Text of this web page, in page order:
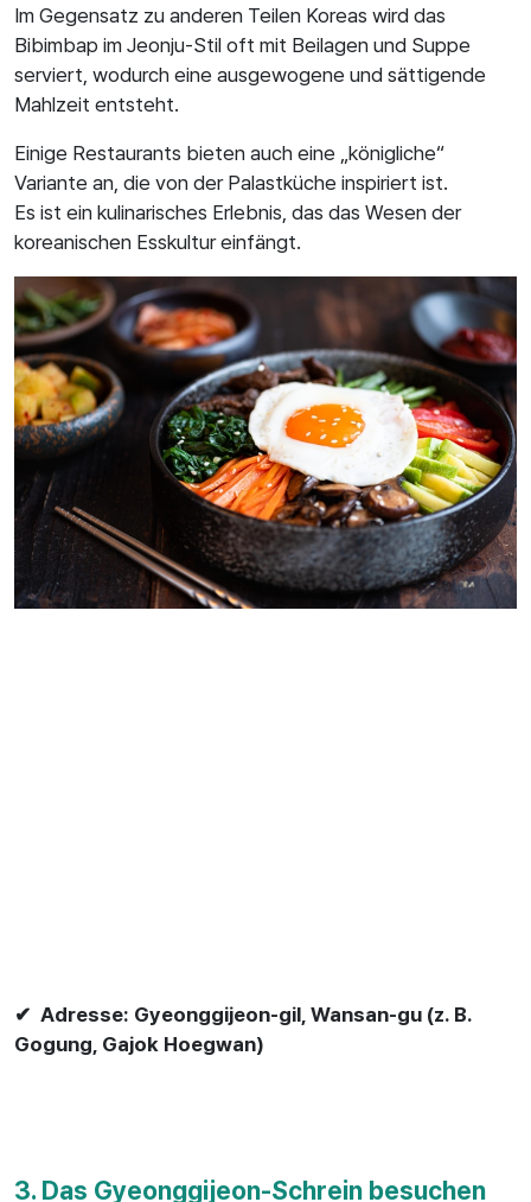
Im Gegensatz zu anderen Teilen Koreas wird das
Bibimbap im Jeonju-Stil oft mit Beilagen und Suppe
serviert, wodurch eine ausgewogene und sättigende
Mahlzeit entsteht.
Einige Restaurants bieten auch eine „königliche“
Variante an, die von der Palastküche inspiriert ist.
Es ist ein kulinarisches Erlebnis, das das Wesen der
koreanischen Esskultur einfängt.
✔ Adresse: Gyeonggijeon-gil, Wansan-gu (z. B.
Gogung, Gajok Hoegwan)
3. Das Gyeonggijeon-Schrein besuchen